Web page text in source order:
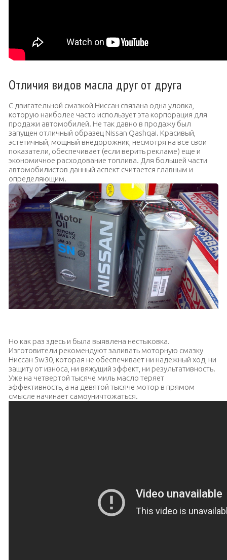
Отличия видов масла друг от друга
С двигательной смазкой Ниссан связана одна уловка,
которую наиболее часто использует эта корпорация для
продажи автомобилей. Не так давно в продажу был
запущен отличный образец Nissan Qashqai. Красивый,
эстетичный, мощный внедорожник, несмотря на все свои
показатели, обеспечивает (если верить рекламе) еще и
экономичное расходование топлива. Для большей части
автомобилистов данный аспект считается главным и
определяющим.
Но как раз здесь и была выявлена нестыковка.
Изготовители рекомендуют заливать моторную смазку
Ниссан 5w30, которая не обеспечивает ни надежный ход, ни
защиту от износа, ни вяжущий эффект, ни результативность.
Уже на четвертой тысяче миль масло теряет
эффективность, а на девятой тысяче мотор в прямом
смысле начинает самоуничтожаться.